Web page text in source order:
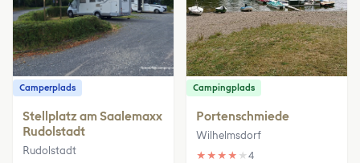
Camperplads
Stellplatz am Saalemaxx
Rudolstadt
Rudolstadt
Campingplads
Portenschmiede
Wilhelmsdorf
★ ★ ★ ★ ★ 4